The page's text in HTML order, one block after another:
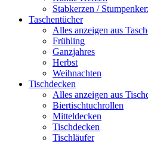
Stabkerzen /
Taschentücher
Alles anzeigen aus
Frühling
Ganzjahres
Herbst
Weihnachten
Tischdecken
Alles anzeigen aus
Biertischtuchrollen
Mitteldecken
Tischdecken
Tischläufer